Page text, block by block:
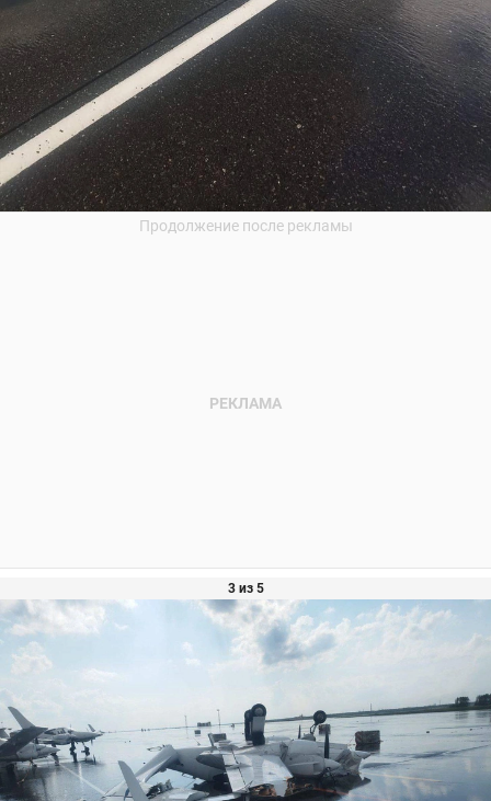
3 из 5